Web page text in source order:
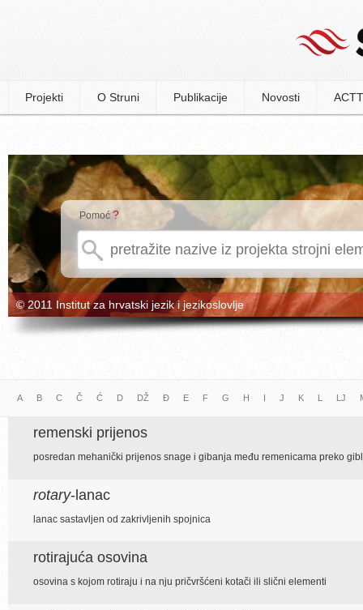
Projekti O Struni Publikacije Novosti
Pomoć ?
© 2011 Institut za hrvatski jezik i jezikoslovlje
A B C Č Ć D DŽ Đ E F G H I J K L LJ
remenski prijenos
posredan mehanički prijenos snage i gibanja među remenicama preko
rotary-lanac
lanac sastavljen od zakrivljenih spojnica
rotirajuća osovina
osovina s kojom rotiraju i na nju pričvršćeni kotači ili slični elementi